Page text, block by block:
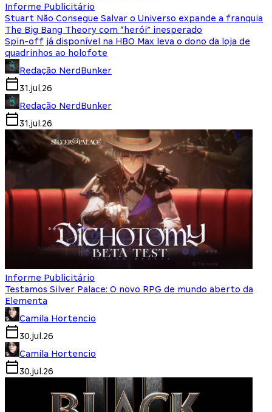
Informe Publicitário
Stuart Não Consegue Salvar o Universo expande a franquia
The Big Bang Theory com “herói” inesperado
Spin-off já disponível na HBO Max leva o dono da loja de
quadrinhos ao holofote
Redação NerdBunker
31.jul.26
Redação NerdBunker
31.jul.26
Informe Publicitário
Testamos Silver Palace: O novo RPG de mundo aberto da
Elementa
Camila Hortencio
30.jul.26
Camila Hortencio
30.jul.26